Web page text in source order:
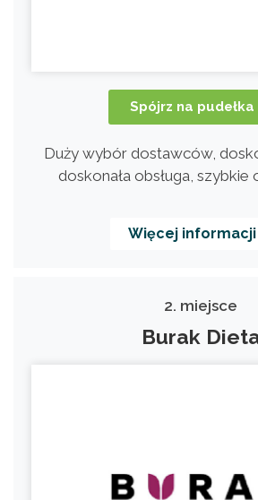
Spójrz na
Duży wybór dostawców,
doskonała obsługa, szybkie
Więcej
2. miejsce
Burak